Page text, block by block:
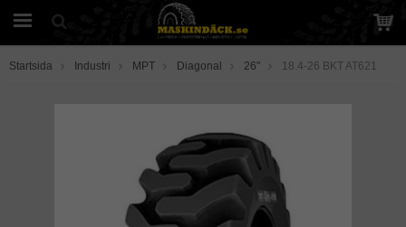
Startsida Industri MPT Diagonal 26" 18.4-26 BKT AT621